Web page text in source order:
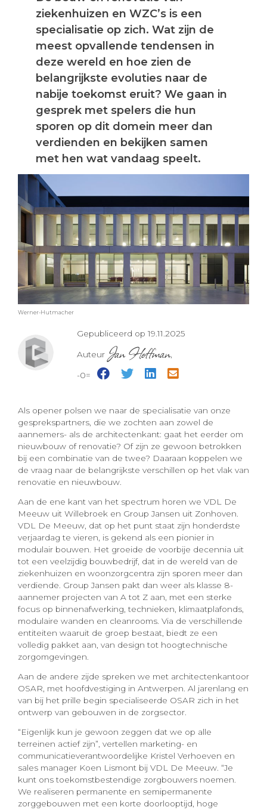
ziekenhuizen en WZC’s is een
specialisatie op zich. Wat zijn de
meest opvallende tendensen in
deze wereld en hoe zien de
belangrijkste evoluties naar de
nabije toekomst eruit? We gaan in
gesprek met spelers die hun
sporen op dit domein meer dan
verdienden en bekijken samen
met hen wat vandaag speelt.
Werner-Hutmacher
Gepubliceerd op 19.11.2025
Auteur Jan Hoffman,
-0=
Als opener polsen we naar de specialisatie van onze
gesprekspartners, die we zochten aan zowel de
aannemers- als de architectenkant: gaat het eerder om
nieuwbouw of renovatie? Of zijn ze gewoon betrokken
bij een combinatie van de twee? Daaraan koppelen we
de vraag naar de belangrijkste verschillen op het vlak van
renovatie en nieuwbouw.
Aan de ene kant van het spectrum horen we VDL De
Meeuw uit Willebroek en Group Jansen uit Zonhoven.
VDL De Meeuw, dat op het punt staat zijn honderdste
verjaardag te vieren, is gekend als een pionier in
modulair bouwen. Het groeide de voorbije decennia uit
tot een veelzijdig bouwbedrijf, dat in de wereld van de
ziekenhuizen en woonzorgcentra zijn sporen meer dan
verdiende. Group Jansen pakt dan weer als klasse 8-
aannemer projecten van A tot Z aan, met een sterke
focus op binnenafwerking, technieken, klimaatplafonds,
modulaire wanden en cleanrooms. Via de verschillende
entiteiten waaruit de groep bestaat, biedt ze een
volledig pakket aan, van design tot hoogtechnische
zorgomgevingen.
Aan de andere zijde spreken we met architectenkantoor
OSAR, met hoofdvestiging in Antwerpen. Al jarenlang en
van bij het prille begin specialiseerde OSAR zich in het
ontwerp van gebouwen in de zorgsector.
“Eigenlijk kun je gewoon zeggen dat we op alle
terreinen actief zijn”, vertellen marketing- en
communicatieverantwoordelijke Kristel Verhoeven en
sales manager Koen Lismont bij VDL De Meeuw. “Je
kunt ons toekomstbestendige zorgbouwers noemen.
We realiseren permanente en semipermanente
zorggebouwen met een korte doorlooptijd, hoge